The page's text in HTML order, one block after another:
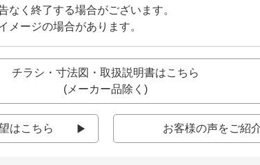
なく終了する場合がございます。
メージの場合があります。
チラシ・寸法図・取扱説明書はこちら
(メーカー品除く)
はこちら お客様の声をご紹